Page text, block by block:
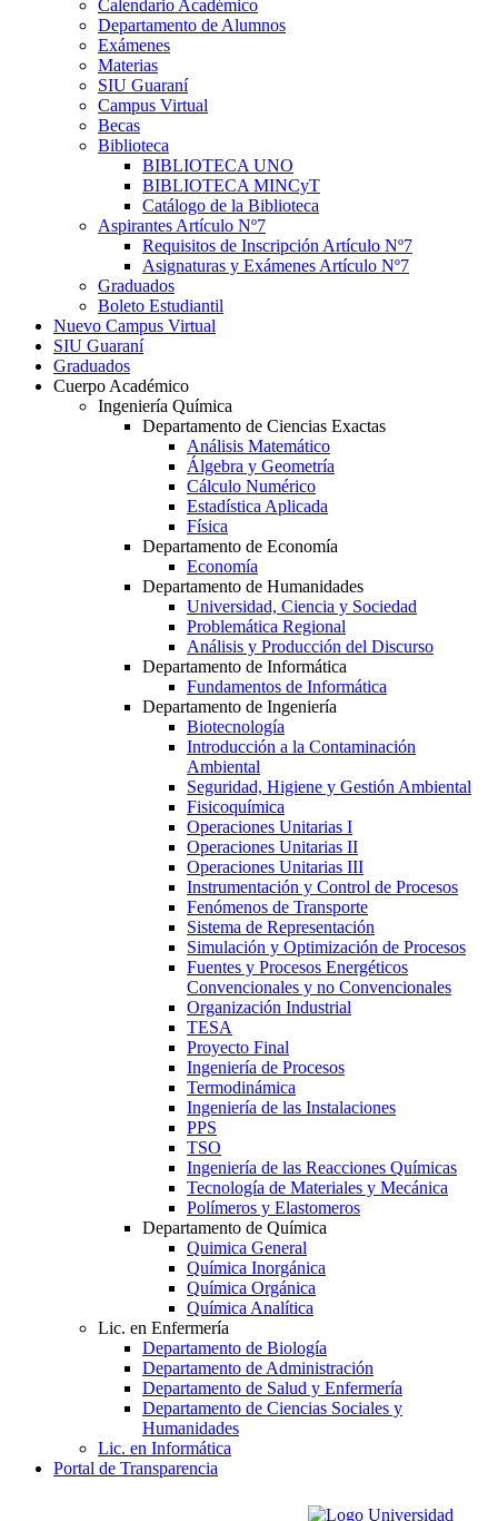
Calendario Académico
Departamento de Alumnos
Exámenes
Materias
SIU Guaraní
Campus Virtual
Becas
Biblioteca
BIBLIOTECA UNO
BIBLIOTECA MINCyT
Catálogo de la Biblioteca
Aspirantes Artículo Nº7
Requisitos de Inscripción Artículo Nº7
Asignaturas y Exámenes Artículo Nº7
Graduados
Boleto Estudiantil
Nuevo Campus Virtual
SIU Guaraní
Graduados
Cuerpo Académico
Ingeniería Química
Departamento de Ciencias Exactas
Análisis Matemático
Álgebra y Geometría
Cálculo Numérico
Estadística Aplicada
Física
Departamento de Economía
Economía
Departamento de Humanidades
Universidad, Ciencia y Sociedad
Problemática Regional
Análisis y Producción del Discurso
Departamento de Informática
Fundamentos de Informática
Departamento de Ingeniería
Biotecnología
Introducción a la Contaminación
Ambiental
Seguridad, Higiene y Gestión Ambiental
Fisicoquímica
Operaciones Unitarias I
Operaciones Unitarias II
Operaciones Unitarias III
Instrumentación y Control de Procesos
Fenómenos de Transporte
Sistema de Representación
Simulación y Optimización de Procesos
Fuentes y Procesos Energéticos
Convencionales y no Convencionales
Organización Industrial
TESA
Proyecto Final
Ingeniería de Procesos
Termodinámica
Ingeniería de las Instalaciones
PPS
TSO
Ingeniería de las Reacciones Químicas
Tecnología de Materiales y Mecánica
Polímeros y Elastomeros
Departamento de Química
Quimica General
Química Inorgánica
Química Orgánica
Química Analítica
Lic. en Enfermería
Departamento de Biología
Departamento de Administración
Departamento de Salud y Enfermería
Departamento de Ciencias Sociales y
Humanidades
Lic. en Informática
Portal de Transparencia